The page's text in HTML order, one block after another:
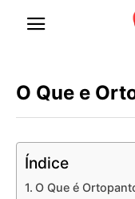
O Que e
Índice
O Que é